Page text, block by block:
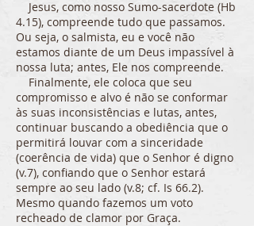
Jesus, como nosso Sumo-sacerdote (Hb
4.15), compreende tudo que passamos.
Ou seja, o salmista, eu e você não
estamos diante de um Deus impassível à
nossa luta; antes, Ele nos compreende.
Finalmente, ele coloca que seu
compromisso e alvo é não se conformar
às suas inconsistências e lutas, antes,
continuar buscando a obediência que o
permitirá louvar com a sinceridade
(coerência de vida) que o Senhor é digno
(v.7), confiando que o Senhor estará
sempre ao seu lado (v.8; cf. Is 66.2).
Mesmo quando fazemos um voto
recheado de clamor por Graça.